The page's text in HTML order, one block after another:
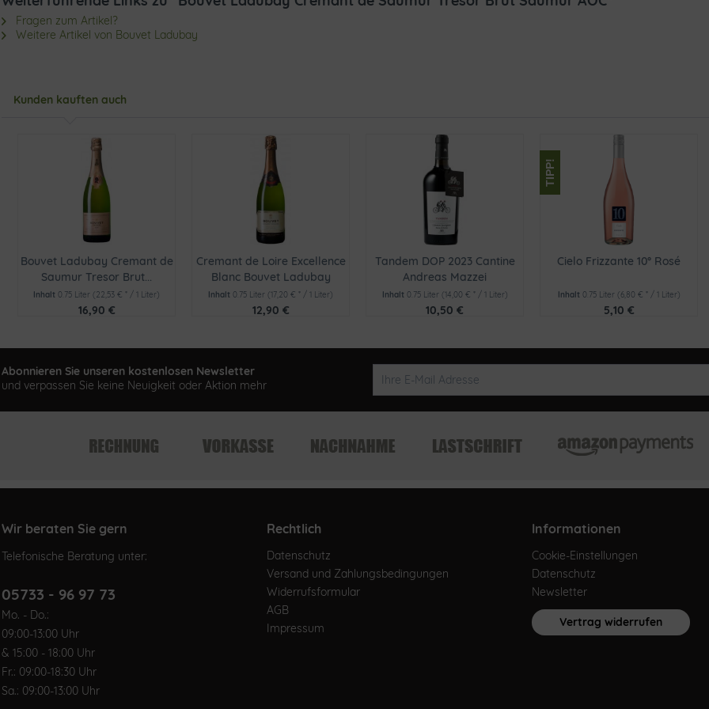
Fragen zum Artikel?
Weitere Artikel von Bouvet Ladubay
Kunden kauften auch
Bouvet Ladubay Cremant de
Saumur Tresor Brut...
Inhalt 0.75 Liter (22,53 € * / 1 Liter)
16,90 €
Cremant de Loire Excellence
Blanc Bouvet Ladubay
Inhalt 0.75 Liter (17,20 € * / 1 Liter)
12,90 €
Tandem DOP 2023 Cantine
Andreas Mazzei
Inhalt 0.75 Liter (14,00 € * / 1 Liter)
10,50 €
TIPP!
Cielo Frizzante 10° Rosé
Inhalt 0.75 Liter (6,80 € * / 1 Liter)
5,10 €
Abonnieren Sie unseren kostenlosen Newsletter
und verpassen Sie keine Neuigkeit oder Aktion mehr
Wir beraten Sie gern
Telefonische Beratung unter:
05733 - 96 97 73
Mo. - Do.:
09:00-13:00 Uhr
& 15:00 - 18:00 Uhr
Fr.: 09:00-18:30 Uhr
Sa.: 09:00-13:00 Uhr
Rechtlich
Datenschutz
Versand und Zahlungsbedingungen
Widerrufsformular
AGB
Impressum
Informationen
Cookie-Einstellungen
Datenschutz
Newsletter
Vertrag widerrufen